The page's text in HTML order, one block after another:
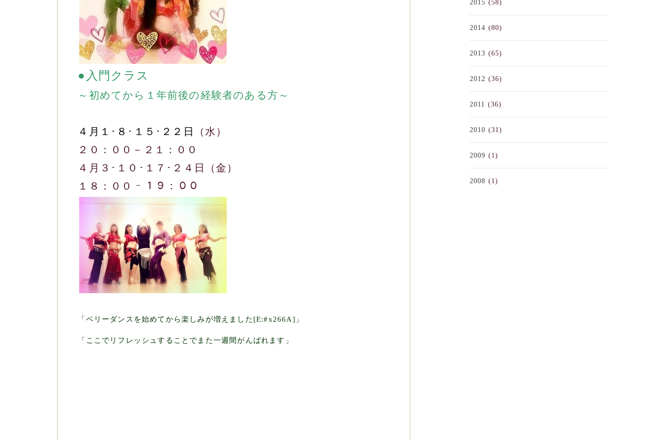
●入門クラス
～初めてから１年前後の経験者のある方～
４月１･８･１５･２２日
（水）
２０：００－２１：００
４月３･１０･１７･２４日（金）
１８：００ ｰ １９：００
「ベリーダンスを始めてから楽しみが増えました[E:#x266A]」
「ここでリフレッシュすることでまた一週間がんばれます」
2015 (58)
2014 (80)
2013 (65)
2012 (36)
2011 (36)
2010 (31)
2009 (1)
2008 (1)